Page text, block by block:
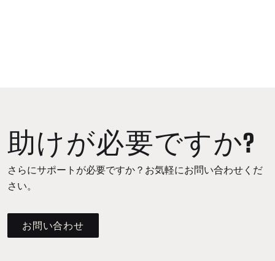
助けが必要ですか?
さらにサポートが必要ですか？お気軽にお問い合わせくだ
さい。
お問い合わせ